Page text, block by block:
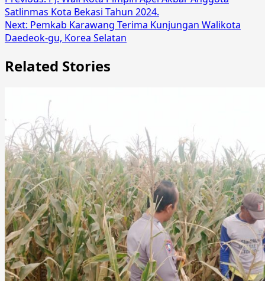
Satlinmas Kota Bekasi Tahun 2024.
Next: Pemkab Karawang Terima Kunjungan Walikota
Daedeok-gu, Korea Selatan
Related Stories